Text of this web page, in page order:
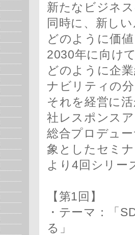
新たなビジネ
同時に、新し
どのように価
2030年に向け
どのように企
ナビリティの
それを経営に
社レスポンス
総合プロデュ
象としたセミ
より4回シリー
【第1回】
・テーマ：「
る」